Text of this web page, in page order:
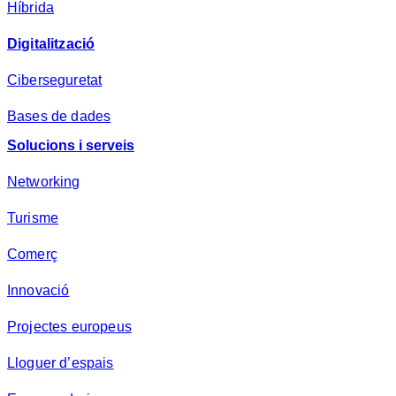
Híbrida
Digitalització
Ciberseguretat
Bases de dades
Solucions i serveis
Networking
Turisme
Comerç
Innovació
Projectes europeus
Lloguer d’espais